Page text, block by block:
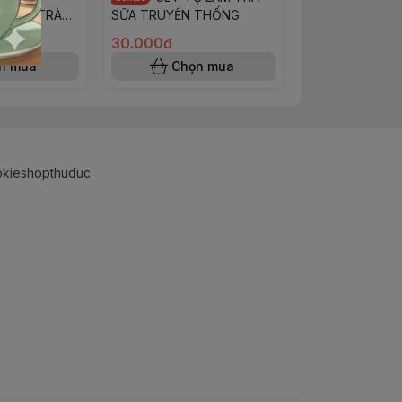
VỊ TRÀ
mua
SỮA TRUYỀN THỐNG
30.000đ
Chọn mua